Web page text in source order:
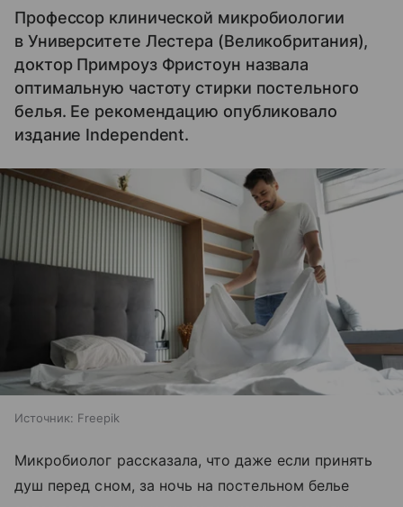
Профессор клинической микробиологии
в Университете Лестера (Великобритания),
доктор Примроуз Фристоун назвала
оптимальную частоту стирки постельного
белья. Ее рекомендацию опубликовало
издание Independent.
Источник: Freepik
Микробиолог рассказала, что даже если принять
душ перед сном, за ночь на постельном белье